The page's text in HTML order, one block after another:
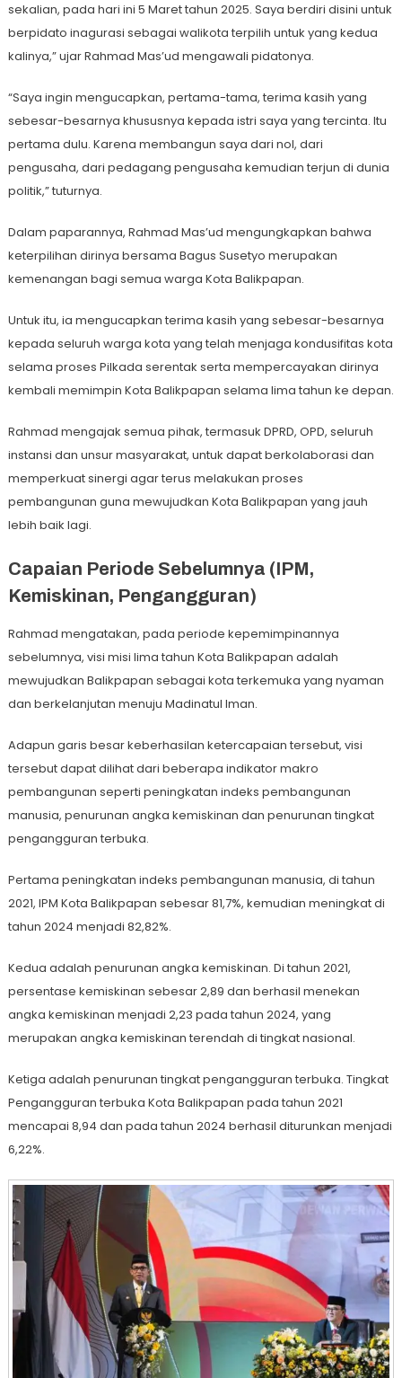
sekalian, pada hari ini 5 Maret tahun 2025. Saya berdiri disini untuk
berpidato inagurasi sebagai walikota terpilih untuk yang kedua
kalinya,” ujar Rahmad Mas’ud mengawali pidatonya.
“Saya ingin mengucapkan, pertama-tama, terima kasih yang
sebesar-besarnya khususnya kepada istri saya yang tercinta. Itu
pertama dulu. Karena membangun saya dari nol, dari
pengusaha, dari pedagang pengusaha kemudian terjun di dunia
politik,” tuturnya.
Dalam paparannya, Rahmad Mas’ud mengungkapkan bahwa
keterpilihan dirinya bersama Bagus Susetyo merupakan
kemenangan bagi semua warga Kota Balikpapan.
Untuk itu, ia mengucapkan terima kasih yang sebesar-besarnya
kepada seluruh warga kota yang telah menjaga kondusifitas kota
selama proses Pilkada serentak serta mempercayakan dirinya
kembali memimpin Kota Balikpapan selama lima tahun ke depan.
Rahmad mengajak semua pihak, termasuk DPRD, OPD, seluruh
instansi dan unsur masyarakat, untuk dapat berkolaborasi dan
memperkuat sinergi agar terus melakukan proses
pembangunan guna mewujudkan Kota Balikpapan yang jauh
lebih baik lagi.
Capaian Periode Sebelumnya (IPM,
Kemiskinan, Pengangguran)
Rahmad mengatakan, pada periode kepemimpinannya
sebelumnya, visi misi lima tahun Kota Balikpapan adalah
mewujudkan Balikpapan sebagai kota terkemuka yang nyaman
dan berkelanjutan menuju Madinatul Iman.
Adapun garis besar keberhasilan ketercapaian tersebut, visi
tersebut dapat dilihat dari beberapa indikator makro
pembangunan seperti peningkatan indeks pembangunan
manusia, penurunan angka kemiskinan dan penurunan tingkat
pengangguran terbuka.
Pertama peningkatan indeks pembangunan manusia, di tahun
2021, IPM Kota Balikpapan sebesar 81,7%, kemudian meningkat di
tahun 2024 menjadi 82,82%.
Kedua adalah penurunan angka kemiskinan. Di tahun 2021,
persentase kemiskinan sebesar 2,89 dan berhasil menekan
angka kemiskinan menjadi 2,23 pada tahun 2024, yang
merupakan angka kemiskinan terendah di tingkat nasional.
Ketiga adalah penurunan tingkat pengangguran terbuka. Tingkat
Pengangguran terbuka Kota Balikpapan pada tahun 2021
mencapai 8,94 dan pada tahun 2024 berhasil diturunkan menjadi
6,22%.